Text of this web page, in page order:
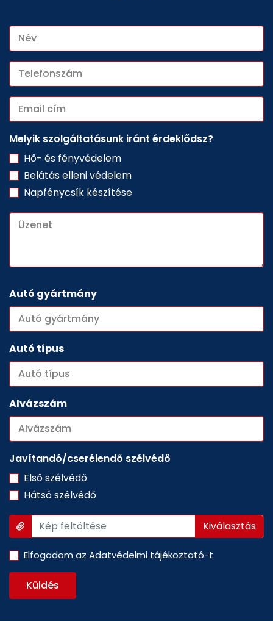
Melyik szolgáltatásunk iránt érdeklődsz?
Hő- és fényvédelem
Belátás elleni védelem
Napfénycsík készítése
Autó gyártmány
Autó típus
Alvázszám
Javítandó/cserélendő szélvédő
Első szélvédő
Hátsó szélvédő
Kép feltöltése
Elfogadom az Adatvédelmi tájékoztató-t
Küldés